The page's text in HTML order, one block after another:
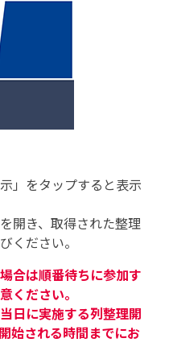
」をタップすると表示
開き、取得された整理
ください。
合は順番待ちに参加す
ください。
日に実施する列整理開
始される時間までにお